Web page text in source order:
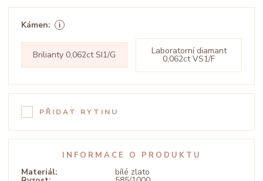
Kámen:
Brilianty 0,062ct SI1/G Laboratorní diamant
0,062ct VS1/F
PŘIDAT RYTINU
INFORMACE O PRODUKTU
Materiál: bílé zlato